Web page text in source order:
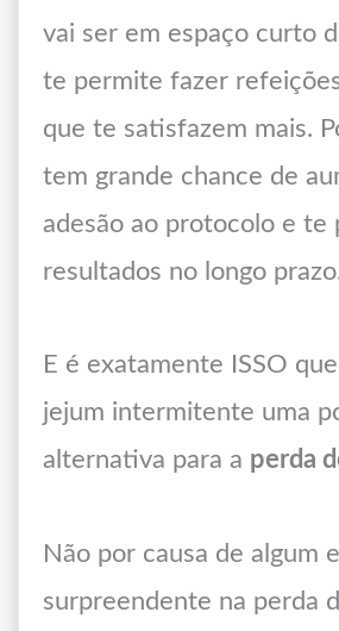
vai ser em espaço curto
te permite fazer
que te satisfazem mais.
tem grande chance de
adesão ao protocolo e te
resultados no longo
E é exatamente ISSO
jejum intermitente uma
alternativa para a perda
Não por causa de algum
surpreendente na perda